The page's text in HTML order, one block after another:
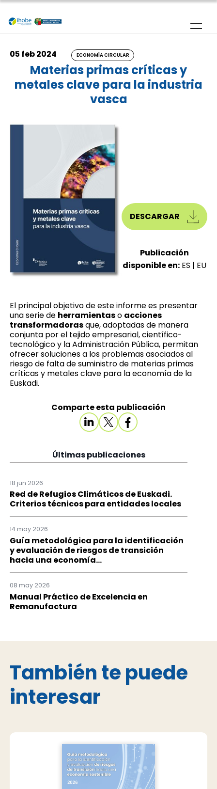
Pasar al contenido principal
05 feb 2024 ECONOMÍA CIRCULAR
Materias primas críticas y
metales clave para la industria
vasca
DESCARGAR
Publicación
disponible en: ES | EU
El principal objetivo de este informe es presentar
una serie de herramientaso acciones
transformadorasque, adoptadas de manera
conjunta por el tejido empresarial, científico-
tecnológico y la Administración Pública, permitan
ofrecer soluciones a los problemas asociados al
riesgo de falta de suministro de materias primas
críticas y metales clave para la economía de la
Euskadi.
Comparte esta publicación
Últimas publicaciones
18 jun 2026
Red de Refugios Climáticos de Euskadi.
Criterios técnicos para entidades locales
14 may 2026
Guía metodológica para la identificación
y evaluación de riesgos de transición
hacia una economía...
08 may 2026
Manual Práctico de Excelencia en
Remanufactura
También te puede
interesar